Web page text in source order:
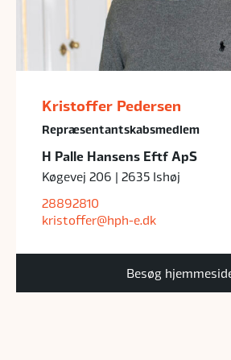
Kristoffer Pedersen
Repræsentantskabsmedlem
H Palle Hansens Eftf ApS
Køgevej 206 | 2635 Ishøj
28892810
kristoffer@hph-e.dk
Besøg